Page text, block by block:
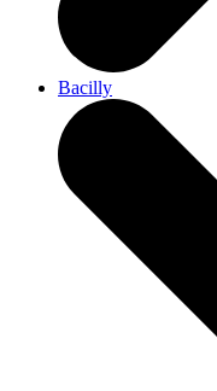
Bacilly